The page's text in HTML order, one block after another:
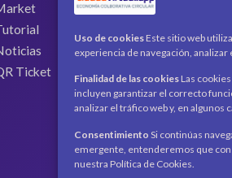
Uso de cookies Este sitio web
experiencia de navegación,
Finalidad de las cookies Las
incluyen garantizar el correcto
analizar el tráfico web y, en algunos
Consentimiento Si continúas
emergente, entenderemos que
nuestra Política de Cookies.
Ticket
Asociados
Noticias